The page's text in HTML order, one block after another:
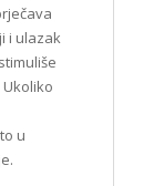
i ulazak
u